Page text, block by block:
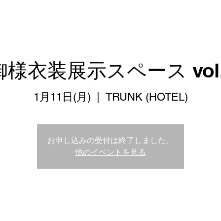
様衣装展示スペース
1月11日(月) TRUNK (HOTEL)
お申し込みの受付は終了しました。
他のイベントを見る